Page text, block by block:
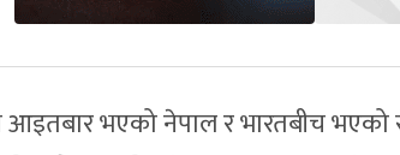
आइतबार भएको नेपाल र भारतबीच